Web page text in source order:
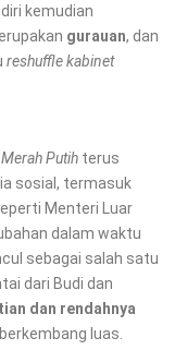
kemudian
gurauan, dan
reshuffle kabinet
Putih terus
sosial, termasuk
Menteri Luar
dalam waktu
sebagai salah satu
dari Budi dan
dan rendahnya
luas.